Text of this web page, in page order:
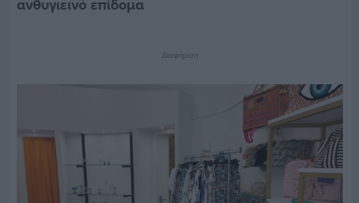
ανθυγιεινό επίδομα
Διαφήμιση